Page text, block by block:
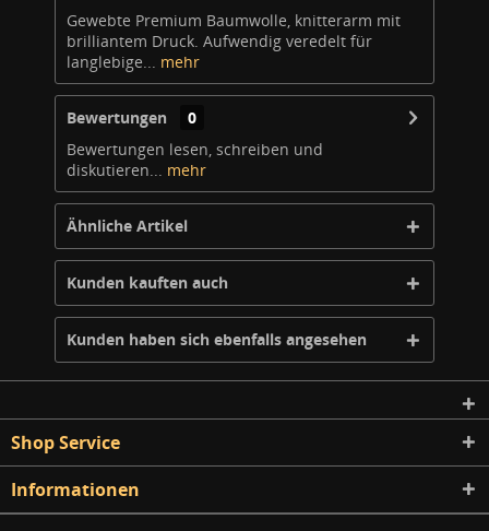
Gewebte Premium Baumwolle, knitterarm mit
brilliantem Druck. Aufwendig veredelt für
langlebige... mehr
Bewertungen
0
Bewertungen lesen, schreiben und
diskutieren... mehr
Ähnliche Artikel
Kunden kauften auch
Kunden haben sich ebenfalls angesehen
Shop Service
Informationen